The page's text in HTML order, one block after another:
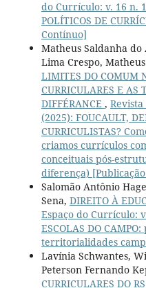
do Currículo: v. 16 n. 1
POLÍTICOS DE
Contínuo]
Matheus Saldanha
Lima Crespo,
LIMITES DO COMUM
CURRICULARES E AS
DIFFÉRANCE ,
(2025): FOUCAULT,
CURRICULISTAS?
criamos currículos
conceituais pós-
diferença)
Salomão Antônio
Sena, DIREITO À
Espaço do Currículo:
ESCOLAS DO
territorialidades
Lavínia Schwantes,
Peterson Fernando
CURRICULARES DO